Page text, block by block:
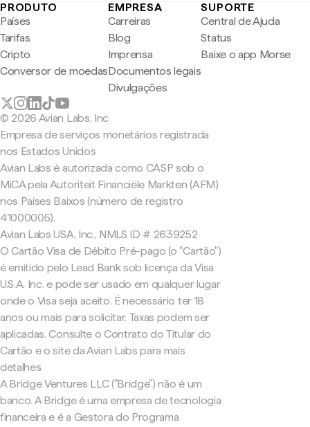
PRODUTO
Países
Tarifas
Cripto
Conversor de moedas
EMPRESA
Carreiras
Blog
Imprensa
Documentos legais
Divulgações
SUPORTE
Central de Ajuda
Status
Baixe o app Morse
© 2026 Avian Labs, Inc
Empresa de serviços monetários registrada
nos Estados Unidos
Avian Labs é autorizada como CASP sob o
MiCA pela Autoriteit Financiële Markten (AFM)
nos Países Baixos (número de registro
41000005).
Avian Labs USA, Inc., NMLS ID # 2639252
O Cartão Visa de Débito Pré-pago (o "Cartão")
é emitido pelo Lead Bank sob licença da Visa
U.S.A. Inc. e pode ser usado em qualquer lugar
onde o Visa seja aceito. É necessário ter 18
anos ou mais para solicitar. Taxas podem ser
aplicadas. Consulte o Contrato do Titular do
Cartão e o site da Avian Labs para mais
detalhes.
A Bridge Ventures LLC ("Bridge") não é um
banco. A Bridge é uma empresa de tecnologia
financeira e é a Gestora do Programa